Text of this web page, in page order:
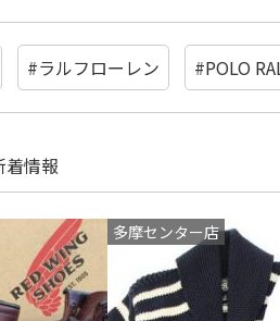
#ラルフローレン #POLO
着情報
多摩センター店